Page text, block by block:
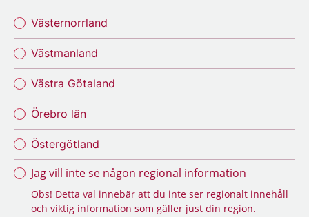
Västernorrland
Västmanland
Västra Götaland
Örebro län
Östergötland
Jag vill inte se någon regional information
Obs! Detta val innebär att du inte ser regionalt innehåll
och viktig information som gäller just din region.